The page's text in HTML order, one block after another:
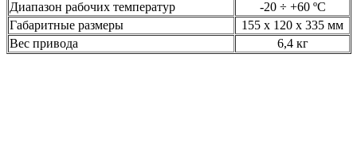
Диапазон рабочих температур
-20 ÷ +60 ºС
Габаритные размеры
155 x 120 x 335 мм
Вес привода
6,4 кг